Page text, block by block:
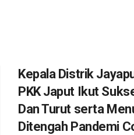
Kepala Distrik
PKK Japut Ikut
Dan Turut serta
Ditengah Pandemi